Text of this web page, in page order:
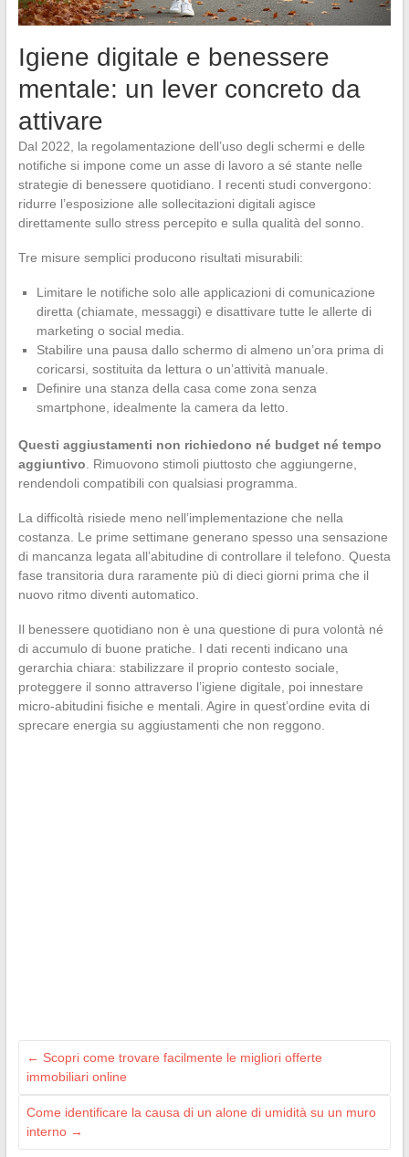
Igiene digitale e benessere
mentale: un lever concreto da
attivare
Dal 2022, la regolamentazione dell’uso degli schermi e delle
notifiche si impone come un asse di lavoro a sé stante nelle
strategie di benessere quotidiano. I recenti studi convergono:
ridurre l’esposizione alle sollecitazioni digitali agisce
direttamente sullo stress percepito e sulla qualità del sonno.
Tre misure semplici producono risultati misurabili:
Limitare le notifiche solo alle applicazioni di comunicazione
diretta (chiamate, messaggi) e disattivare tutte le allerte di
marketing o social media.
Stabilire una pausa dallo schermo di almeno un’ora prima di
coricarsi, sostituita da lettura o un’attività manuale.
Definire una stanza della casa come zona senza
smartphone, idealmente la camera da letto.
Questi aggiustamenti non richiedono né budget né tempo
aggiuntivo. Rimuovono stimoli piuttosto che aggiungerne,
rendendoli compatibili con qualsiasi programma.
La difficoltà risiede meno nell’implementazione che nella
costanza. Le prime settimane generano spesso una sensazione
di mancanza legata all’abitudine di controllare il telefono. Questa
fase transitoria dura raramente più di dieci giorni prima che il
nuovo ritmo diventi automatico.
Il benessere quotidiano non è una questione di pura volontà né
di accumulo di buone pratiche. I dati recenti indicano una
gerarchia chiara: stabilizzare il proprio contesto sociale,
proteggere il sonno attraverso l’igiene digitale, poi innestare
micro-abitudini fisiche e mentali. Agire in quest’ordine evita di
sprecare energia su aggiustamenti che non reggono.
← Scopri come trovare facilmente le migliori offerte
immobiliari online
Come identificare la causa di un alone di umidità su un muro
interno →